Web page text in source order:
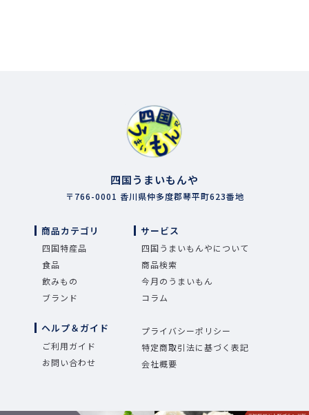
四国うまいもんや
〒766-0001 香川県仲多度郡琴平町623番地
商品カテゴリ
四国特産品
食品
飲みもの
ブランド
サービス
四国うまいもんやについて
商品検索
今月のうまいもん
コラム
ヘルプ＆ガイド
ご利用ガイド
お問い合わせ
プライバシーポリシー
特定商取引法に基づく表記
会社概要